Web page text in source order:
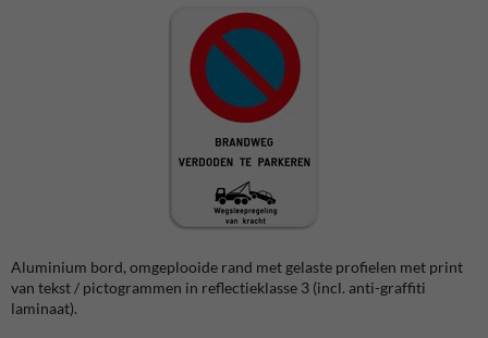
Aluminium bord, omgeplooide rand met gelaste profielen met print
van tekst / pictogrammen in reflectieklasse 3 (incl. anti-graffiti
laminaat).